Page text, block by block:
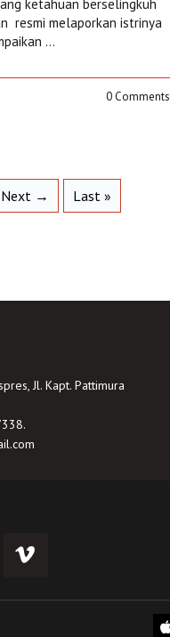
ketahuan berselingkuh
resmi melaporkan istrinya
...
0 Comments
Next → Last »
Jl. Kapt. Pattimura